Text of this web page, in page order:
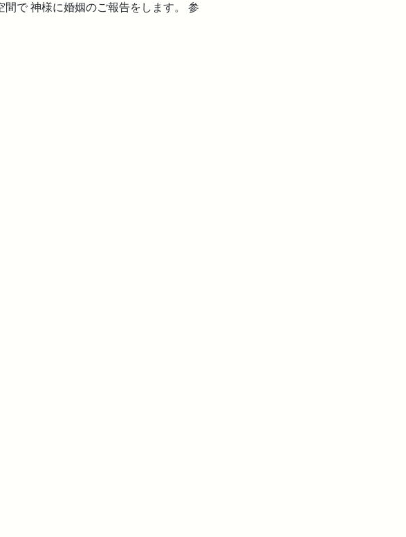
で 神様に婚姻のご報告をします。 参